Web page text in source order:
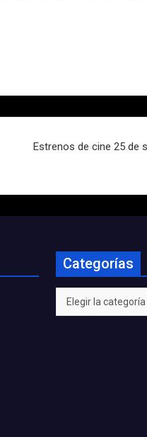
Estrenos de cine 25 de
Categorías
Categorías